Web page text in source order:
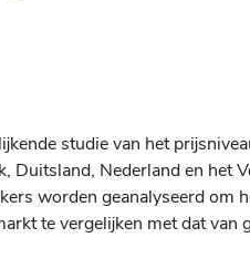
studie van het
Duitsland, Nederland en het
worden geanalyseerd om
te vergelijken met dat van